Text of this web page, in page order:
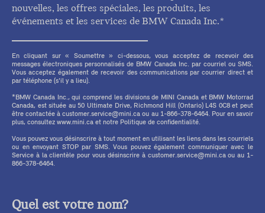
nouvelles, les offres spéciales, les produits, les
événements et les services de BMW Canada Inc.*
En cliquant sur « Soumettre » ci-dessous, vous acceptez de recevoir des
messages électroniques personnalisés de BMW Canada Inc. par courriel ou SMS.
Vous acceptez également de recevoir des communications par courrier direct et
par téléphone (s'il y a lieu).
*BMW Canada Inc., qui comprend les divisions de MINI Canada et BMW Motorrad
Canada, est située au 50 Ultimate Drive, Richmond Hill (Ontario) L4S 0C8 et peut
être contactée à customer.service@mini.ca ou au 1-866-378-6464. Pour en savoir
plus, consultez www.mini.ca et notre Politique de confidentialité.
Vous pouvez vous désinscrire à tout moment en utilisant les liens dans les courriels
ou en envoyant STOP par SMS. Vous pouvez également communiquer avec le
Service à la clientèle pour vous désinscrire à customer.service@mini.ca ou au 1-
866-378-6464.
Quel est votre nom?